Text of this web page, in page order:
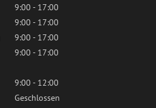
9:00 - 17:00
9:00 - 17:00
9:00 - 17:00
9:00 - 17:00
9:00 - 12:00
Geschlossen